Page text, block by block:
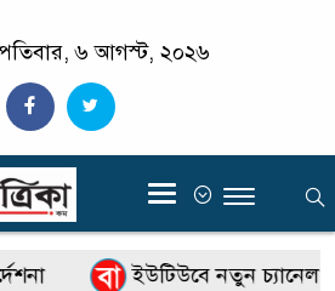
৬ আগস্ট, ২০২৬
‍
ইউটিউবে নতুন চ্যানেল